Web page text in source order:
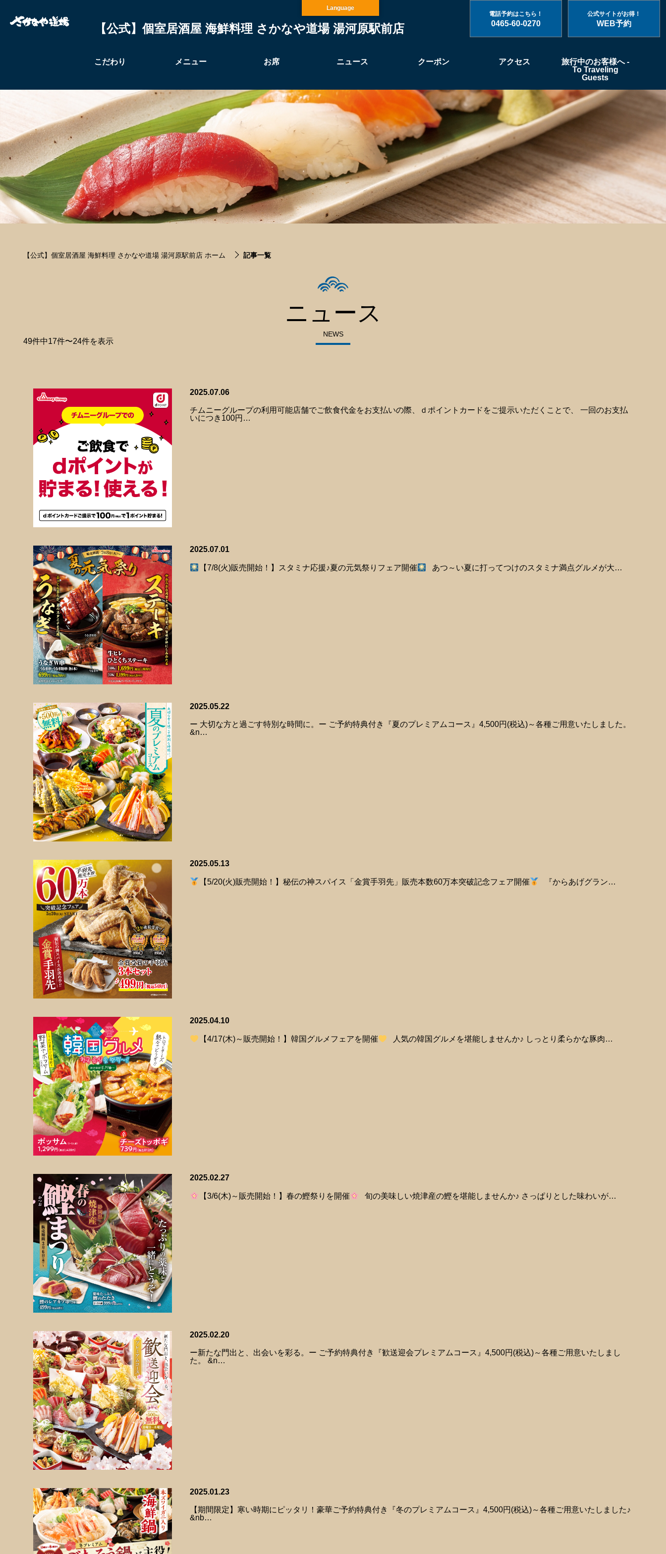
【公式】個室居酒屋 海鮮料理 さかなや道場 湯河原駅前店
電話予約はこちら！
0465-60-0270
公式サイトがお得！
WEB予約
こだわり メニュー お席 ニュース クーポン アクセス
旅行中のお客様へ -
To Traveling
Guests
【公式】個室居酒屋 海鮮料理 さかなや道場 湯河原駅前店 ホーム 記事一覧
ニュース
NEWS
49件中17件〜24件を表示
2025.07.06
チムニーグループの利用可能店舗でご飲食代金をお支払いの際、ｄポイントカードをご提示いただくことで、 一回のお支払
いにつき100円…
2025.07.01
【7/8(火)販売開始！】スタミナ応援♪夏の元気祭りフェア開催 あつ～い夏に打ってつけのスタミナ満点グルメが大…
2025.05.22
ー 大切な方と過ごす特別な時間に。ー ご予約特典付き『夏のプレミアムコース』4,500円(税込)～各種ご用意いたしました。
&n…
2025.05.13
【5/20(火)販売開始！】秘伝の神スパイス「金賞手羽先」販売本数60万本突破記念フェア開催 『からあげグラン…
2025.04.10
【4/17(木)～販売開始！】韓国グルメフェアを開催 人気の韓国グルメを堪能しませんか♪ しっとり柔らかな豚肉…
2025.02.27
【3/6(木)～販売開始！】春の鰹祭りを開催 旬の美味しい焼津産の鰹を堪能しませんか♪ さっぱりとした味わいが…
2025.02.20
ー新たな門出と、出会いを彩る。ー ご予約特典付き『歓送迎会プレミアムコース』4,500円(税込)～各種ご用意いたしまし
た。 &n…
2025.01.23
【期間限定】寒い時期にピッタリ！豪華ご予約特典付き『冬のプレミアムコース』4,500円(税込)～各種ご用意いたしました♪
&nb…
Language